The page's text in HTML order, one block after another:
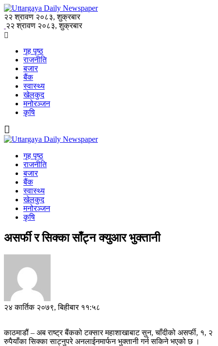
२२ श्रावण २०८३, शुक्रबार
२२ श्रावण २०८३, शुक्रबार
गृह पृष्ठ
राजनीति
बजार
बैंक
स्वास्थ्य
खेलकुद
मनोरञ्जन
कृषि
गृह पृष्ठ
राजनीति
बजार
बैंक
स्वास्थ्य
खेलकुद
मनोरञ्जन
कृषि
असर्फी र सिक्का साँट्न क्युआर भुक्तानी
२४ कार्तिक २०७९, बिहीबार ११:५८
काठमाडौं – अब राष्ट्र बैंकको टक्सार महाशाखाबाट सुन, चाँदीको असर्फी, १, २
रुपैयाँका सिक्का साट्नुपरे अनलाईनमार्फन भुक्तानी गर्न सकिने भएको छ ।